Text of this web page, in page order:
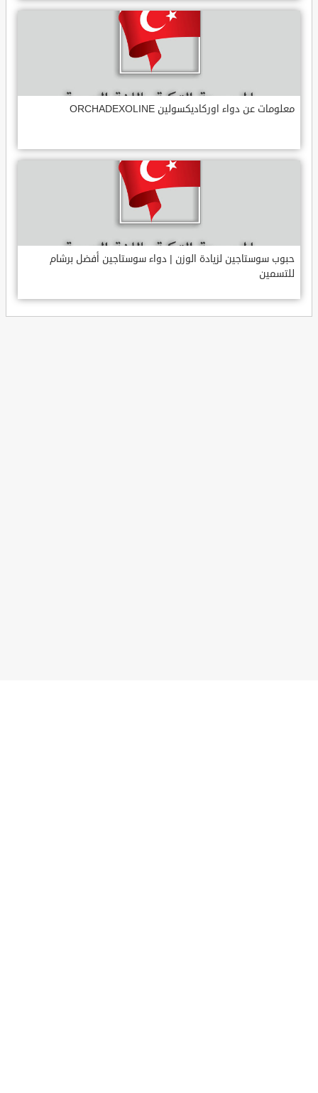
معلومات عن دواء اوركاديكسولين ORCHADEXOLINE
حبوب سوستاجين لزيادة الوزن | دواء سوستاجين أفضل برشام
للتسمين